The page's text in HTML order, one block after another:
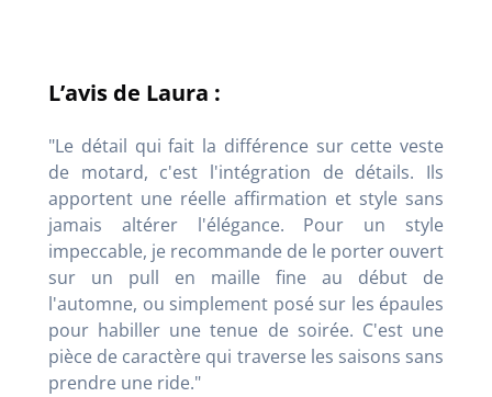
L’avis de Laura :
"Le détail qui fait la différence sur cette veste
de motard, c'est l'intégration de détails. Ils
apportent une réelle affirmation et style sans
jamais altérer l'élégance. Pour un style
impeccable, je recommande de le porter ouvert
sur un pull en maille fine au début de
l'automne, ou simplement posé sur les épaules
pour habiller une tenue de soirée. C'est une
pièce de caractère qui traverse les saisons sans
prendre une ride."